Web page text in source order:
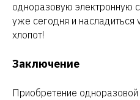
одноразовую электронную
уже сегодня и насладиться
хлопот!
Заключение
Приобретение одноразовой